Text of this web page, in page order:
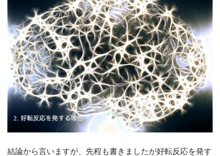
結論から言いますが、先程も書きましたが好転反応を発す